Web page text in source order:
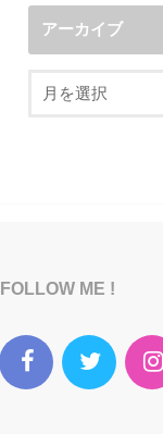
アーカイブ
FOLLOW ME !